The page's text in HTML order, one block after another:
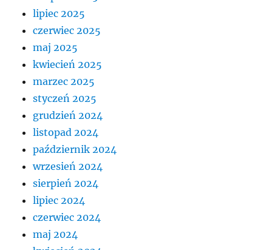
lipiec 2025
czerwiec 2025
maj 2025
kwiecień 2025
marzec 2025
styczeń 2025
grudzień 2024
listopad 2024
październik 2024
wrzesień 2024
sierpień 2024
lipiec 2024
czerwiec 2024
maj 2024